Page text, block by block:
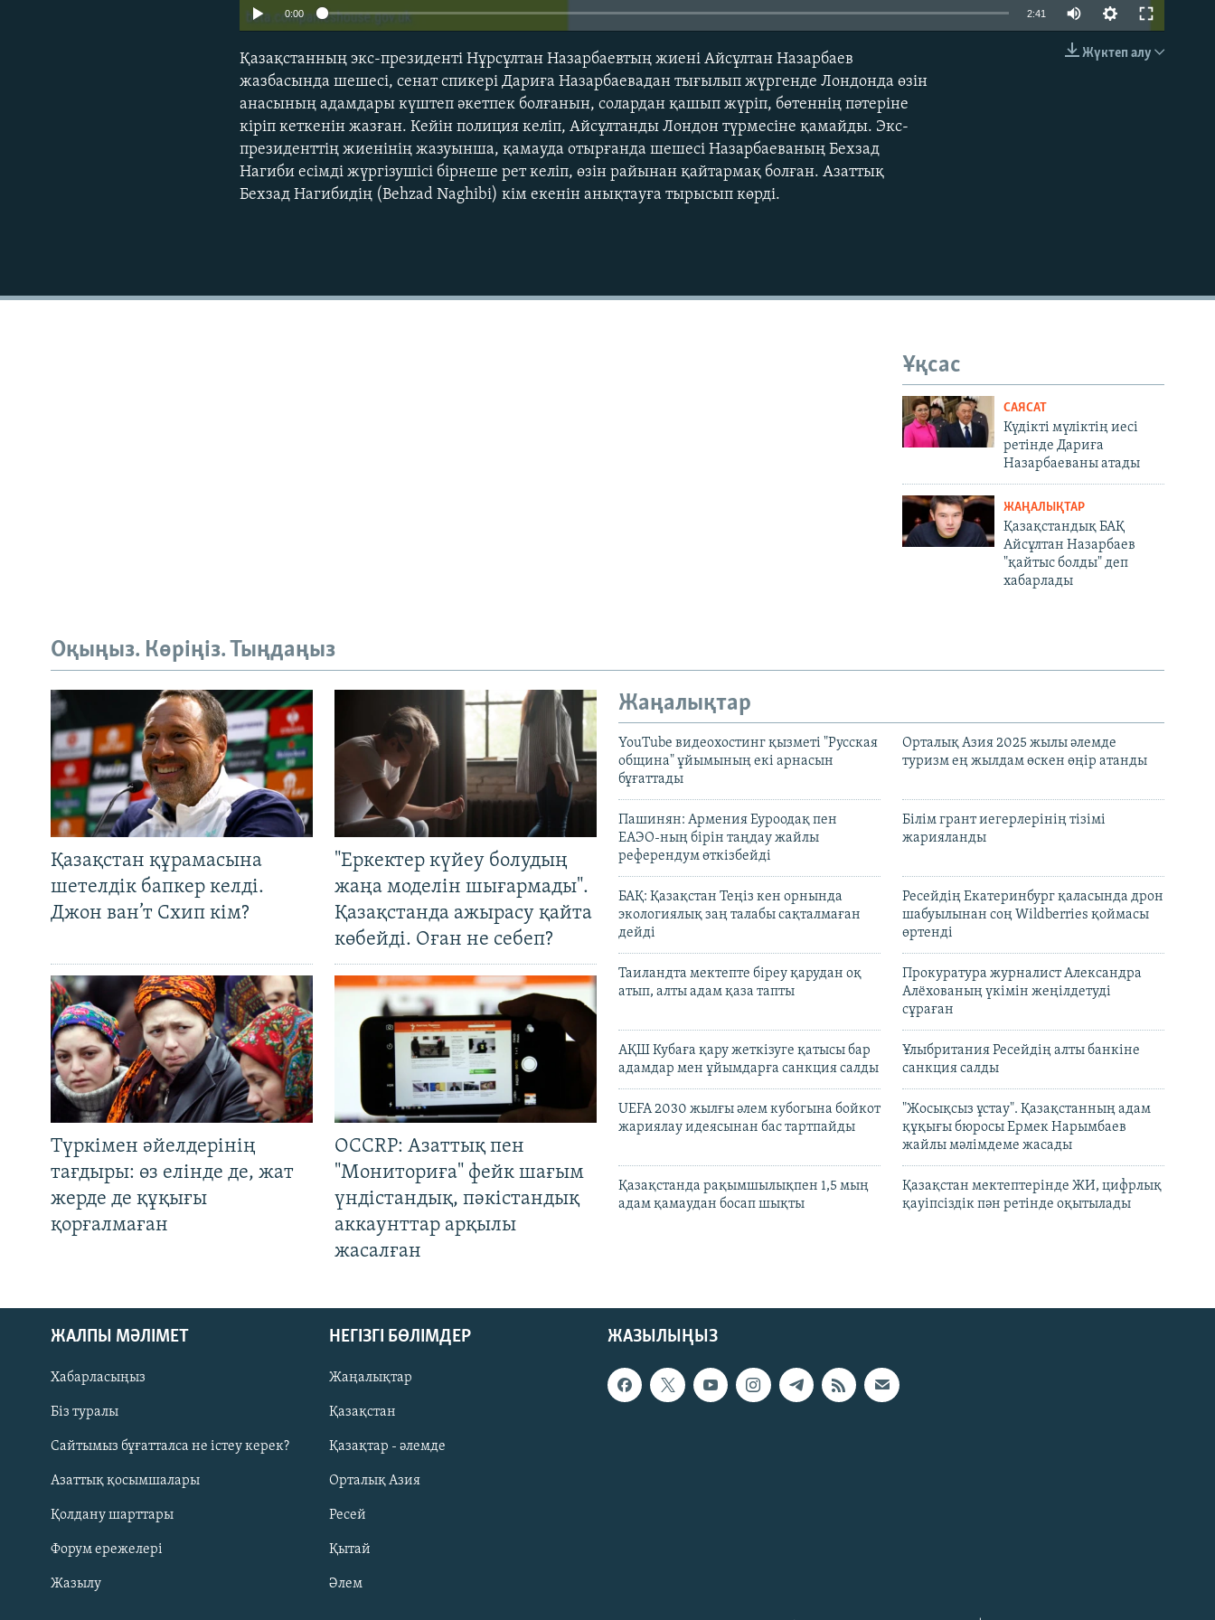
Русский
ЖАЗЫЛЫҢЫЗ
EMBED
0:00 2:41
Жүктеп алу
Қазақстанның экс-президенті Нұрсұлтан Назарбаевтың жиені Айсұлтан Назарбаев
жазбасында шешесі, сенат спикері Дариға Назарбаевадан тығылып жүргенде Лондонда өзін
анасының адамдары күштеп әкетпек болғанын, солардан қашып жүріп, бөтеннің пәтеріне
кіріп кеткенін жазған. Кейін полиция келіп, Айсұлтанды Лондон түрмесіне қамайды. Экс-
президенттің жиенінің жазуынша, қамауда отырғанда шешесі Назарбаеваның Бехзад
Нагиби есімді жүргізушісі бірнеше рет келіп, өзін райынан қайтармақ болған. Азаттық
Бехзад Нагибидің (Behzad Naghibi) кім екенін анықтауға тырысып көрді.
Ұқсас
САЯСАТ
Күдікті мүліктің иесі
ретінде Дариға
Назарбаеваны атады
ЖАҢАЛЫҚТАР
Қазақстандық БАҚ
Айсұлтан Назарбаев
"қайтыс болды" деп
хабарлады
Оқыңыз. Көріңіз. Тыңдаңыз
Қазақстан құрамасына
шетелдік бапкер келді.
Джон ван’т Схип кім?
"Еркектер күйеу болудың
жаңа моделін шығармады".
Қазақстанда ажырасу қайта
көбейді. Оған не себеп?
Түркімен әйелдерінің
тағдыры: өз елінде де, жат
жерде де құқығы
қорғалмаған
OCCRP: Азаттық пен
"Мониториға" фейк шағым
үндістандық, пәкістандық
аккаунттар арқылы
жасалған
Жаңалықтар
YouTube видеохостинг қызметі "Русская
община" ұйымының екі арнасын
бұғаттады
Орталық Азия 2025 жылы әлемде
туризм ең жылдам өскен өңір атанды
Пашинян: Армения Еуроодақ пен
ЕАЭО-ның бірін таңдау жайлы
референдум өткізбейді
Білім грант иегерлерінің тізімі
жарияланды
БАҚ: Қазақстан Теңіз кен орнында
экологиялық заң талабы сақталмаған
дейді
Ресейдің Екатеринбург қаласында дрон
шабуылынан соң Wildberries қоймасы
өртенді
Таиландта мектепте біреу қарудан оқ
атып, алты адам қаза тапты
Прокуратура журналист Александра
Алёхованың үкімін жеңілдетуді
сұраған
АҚШ Кубаға қару жеткізуге қатысы бар
адамдар мен ұйымдарға санкция салды
Ұлыбритания Ресейдің алты банкіне
санкция салды
UEFA 2030 жылғы әлем кубогына бойкот
жариялау идеясынан бас тартпайды
"Жосықсыз ұстау". Қазақстанның адам
құқығы бюросы Ермек Нарымбаев
жайлы мәлімдеме жасады
Қазақстанда рақымшылықпен 1,5 мың
адам қамаудан босап шықты
Қазақстан мектептерінде ЖИ, цифрлық
қауіпсіздік пән ретінде оқытылады
ЖАЗЫЛЫҢЫЗ
ЖАЛПЫ МӘЛІМЕТ
Хабарласыңыз
Біз туралы
Сайтымыз бұғатталса не істеу керек?
Азаттық қосымшалары
Қолдану шарттары
Форум ережелері
Жазылу
НЕГІЗГІ БӨЛІМДЕР
Жаңалықтар
Қазақстан
Қазақтар - әлемде
Орталық Азия
Ресей
Қытай
Әлем